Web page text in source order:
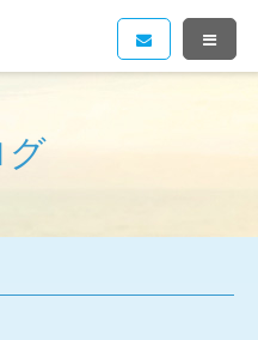
グ